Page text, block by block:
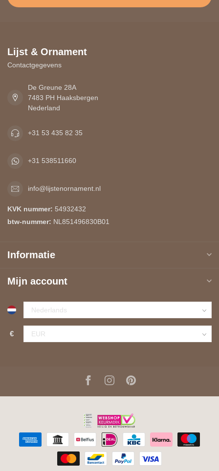
Lijst & Ornament
Contactgegevens
De Greune 28A
7483 PH Haaksbergen
Nederland
+31 53 435 82 35
+31 538511660
info@lijstenornament.nl
KVK nummer: 54932432
btw-nummer: NL851496830B01
Informatie
Mijn account
€